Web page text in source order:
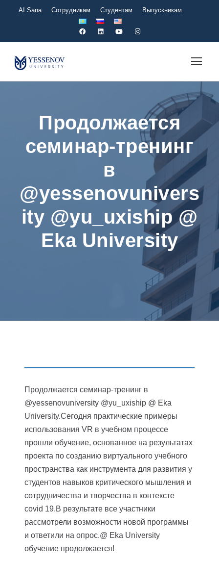
AI Sana Сотрудникам Студентам Выпускникам
Продолжается
семинар-тренинг
в
@yessenovunivers
ity @yu_uxiship @
Eka University
Продолжается семинар-тренинг в
@yessenovuniversity @yu_uxiship @ Eka
University.Сегодня практические примеры
использования VR в учебном процессе
прошли обучение, основанное на результатах
проекта по созданию виртуального учебного
пространства как инструмента для развития у
студентов навыков критического мышления и
сотрудничества и творчества в контексте
covid 19.В результате все участники
рассмотрели возможности новой программы
и ответили на опрос.@ Eka University
обучение продолжается!